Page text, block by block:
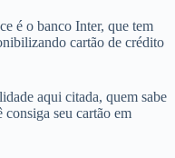
é o banco Inter, que tem
cartão de crédito
aqui citada, quem sabe
consiga seu cartão em